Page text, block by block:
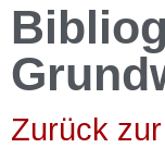
Zurück